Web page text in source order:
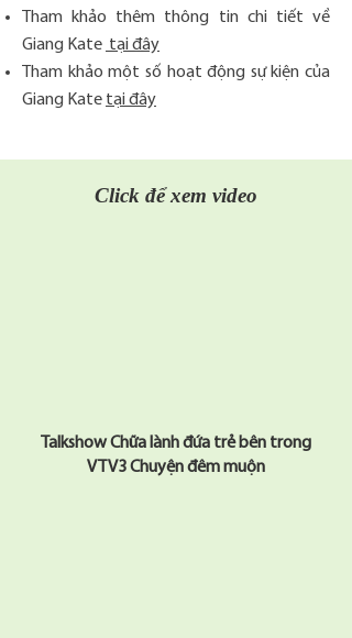
Tham khảo thêm thông tin chi tiết về
Giang Kate tại đây
Tham khảo một số hoạt động sự kiện của
Giang Kate tại đây
Click để xem video
Talkshow Chữa lành đứa trẻ bên trong
​VTV3 Chuyện đêm muộn